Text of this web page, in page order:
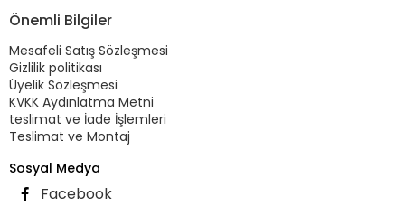
Önemli Bilgiler
Mesafeli Satış Sözleşmesi
Gizlilik politikası
Üyelik Sözleşmesi
KVKK Aydınlatma Metni
teslimat ve İade İşlemleri
Teslimat ve Montaj
Sosyal Medya
Facebook